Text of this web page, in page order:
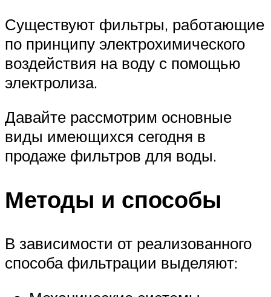
Существуют фильтры, работающие
по принципу электрохимического
воздействия на воду с помощью
электролиза.
Давайте рассмотрим основные
виды имеющихся сегодня в
продаже фильтров для воды.
Методы и способы
В зависимости от реализованного
способа фильтрации выделяют: